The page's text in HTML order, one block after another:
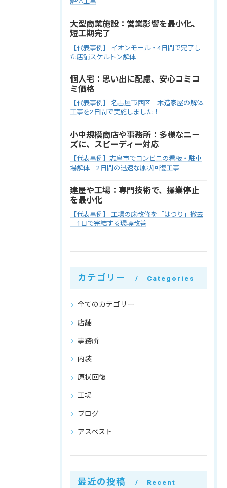
大型商業施設：営業影響を最小化、
短工期完了
【代表事例】 イオンモール・4日間で完了し
た店舗スケルトン解体
個人宅：思い出に配慮、安心コミコ
ミ価格
【代表事例】 名古屋市西区｜木造家屋の解体
工事を2日間で実施しました！
小中規模商店や事務所：多様なニー
ズに、スピーディー対応
【代表事例】志摩市でコンビニの看板・駐車
場解体｜2日間の迅速な原状回復工事
建屋や工場：専門技術で、操業停止
を最小化
【代表事例】 工場の床改修を「はつり」撤去
｜1日で完結する環境改善
カテゴリー Categories
全てのカテゴリー
店舗
事務所
内装
原状回復
工場
ブログ
アスベスト
最近の投稿
Recent